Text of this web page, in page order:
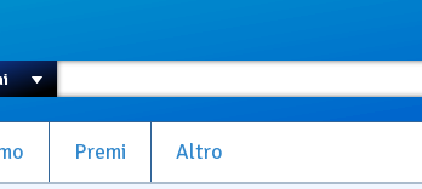
Premi Altro